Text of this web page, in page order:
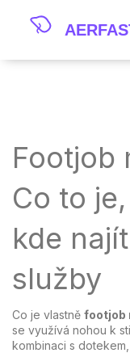
Footjob
Co to
kde
služby
Co je vlastně footjob
se využívá nohou k
kombinaci s